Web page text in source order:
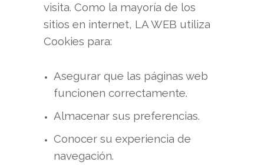
visita. Como la mayoría de los
sitios en internet, LA WEB utiliza
Cookies para:
Asegurar que las páginas web
funcionen correctamente.
Almacenar sus preferencias.
Conocer su experiencia de
navegación.